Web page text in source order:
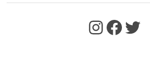
https://www.facebook.com/jstages/ Facebook Twitter